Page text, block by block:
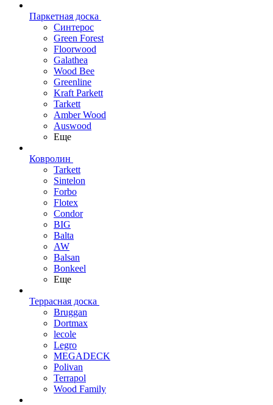
Паркетная доска
Синтерос
Green Forest
Floorwood
Galathea
Wood Bee
Greenline
Kraft Parkett
Tarkett
Amber Wood
Auswood
Еще
Ковролин
Tarkett
Sintelon
Forbo
Flotex
Condor
BIG
Balta
AW
Balsan
Bonkeel
Еще
Террасная доска
Bruggan
Dortmax
lecole
Legro
MEGADECK
Polivan
Terrapol
Wood Family